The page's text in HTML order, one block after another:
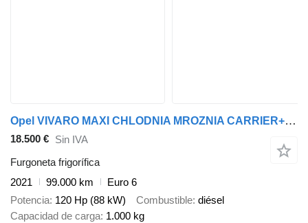
Opel VIVARO MAXI CHLODNIA MROZNIA CARRIER+230V KLIMA EURO6 L3H1
18.500 € Sin IVA
Furgoneta frigorífica
2021
99.000 km
Euro 6
Potencia 120 Hp (88 kW) Combustible diésel
Capacidad de carga 1.000 kg